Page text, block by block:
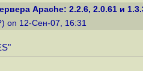
Apache: 2.2.6, 2.0.61 и
on 12-Сен-07, 16:31